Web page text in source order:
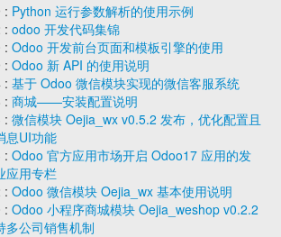
: Python 运行参数解析的使用示例
: odoo 开发代码集锦
: Odoo 开发前台页面和模板引擎的使用
: Odoo 新 API 的使用说明
: 基于 Odoo 微信模块实现的微信客服系统
: 商城——安装配置说明
: 微信模块 Oejia_wx v0.5.2 发布，优化配置且
息UI功能
: Odoo 官方应用市场开启 Odoo17 应用的发
应用专栏
: Odoo 微信模块 Oejia_wx 基本使用说明
: Odoo 小程序商城模块 Oejia_weshop v0.2.2
多公司销售机制